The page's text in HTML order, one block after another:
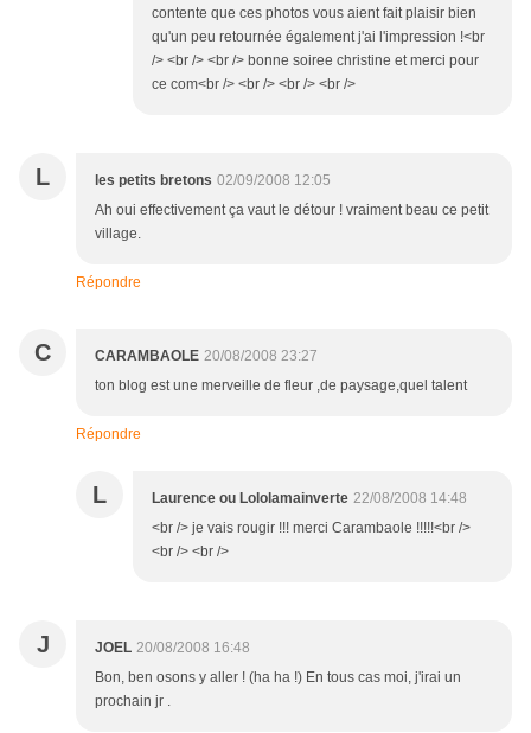
contente que ces photos vous aient fait plaisir bien
qu'un peu retournée également j'ai l'impression !<br
/> <br /> <br /> bonne soiree christine et merci pour
ce com<br /> <br /> <br /> <br />
L les petits bretons 02/09/2008 12:05
Ah oui effectivement ça vaut le détour ! vraiment beau ce petit
village.
Répondre
C CARAMBAOLE 20/08/2008 23:27
ton blog est une merveille de fleur ,de paysage,quel talent
Répondre
L Laurence ou Lololamainverte 22/08/2008 14:48
<br /> je vais rougir !!! merci Carambaole !!!!!<br />
<br /> <br />
J JOEL 20/08/2008 16:48
Bon, ben osons y aller ! (ha ha !) En tous cas moi, j'irai un
prochain jr .